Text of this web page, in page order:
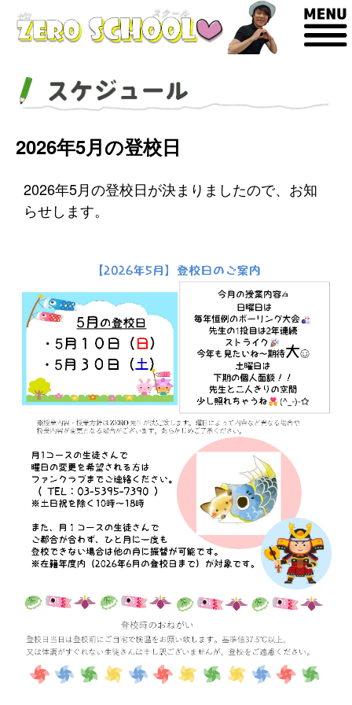
2026年5月の登校日
2026年5月の登校日が決まりましたので、お知
らせします。